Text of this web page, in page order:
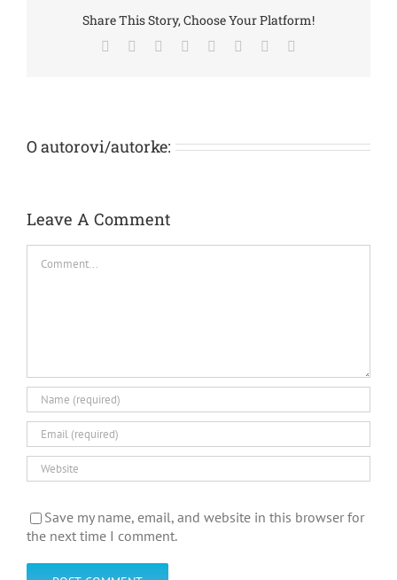
Share This Story, Choose Your Platform!
Facebook Reddit LinkedIn
TumblrPinterest
O autorovi/autorke:
Leave A Comment
Save my name, email, and website in this browser for
the next time I comment.